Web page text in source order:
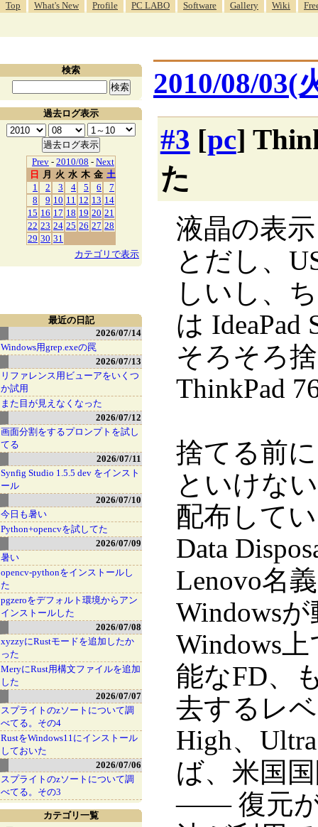
Top What's New Profile PC LABO Software Gallery Wiki
2010/08/03(
#3 [pc]
た
液晶の表
とだし、
しいし、
は
そろそろ
ThinkPad
捨てる前
といけな
配布して
Data
Lenovo名
Windows
Windows
能なFD、
去するレ
High、
ば、米国
―― 復元が
最近の日記
2026/07/14
Windows用grep.exeの罠
2026/07/13
リファレンス用ビューアをいくつ
か試用
また目が見えなくなった
2026/07/12
画面分割をするプロンプトを試し
てる
2026/07/11
Synfig Studio 1.5.5 dev をインスト
ール
2026/07/10
今日も暑い
Python+opencvを試してた
2026/07/09
暑い
opencv-pythonをインストールし
た
pgzeroをデフォルト環境からアン
インストールした
2026/07/08
xyzzyにRustモードを追加したか
った
MeryにRust用構文ファイルを追加
した
2026/07/07
スプライトのzソートについて調
べてる。その4
RustをWindows11にインストール
しておいた
2026/07/06
スプライトのzソートについて調
べてる。その3
カテゴリ一覧
検索
過去ログ表示
Prev - 2010/08 - Next
日
月 火 水 木 金 土
1
2 3 4 5 6
7
8
9 10 11 12 13 14
15 16 17 18 19 20 21
22 23 24 25 26 27 28
29 30 31
カテゴリで表示